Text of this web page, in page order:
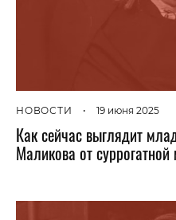
НОВОСТИ • 19 июня 2025
Как сейчас выглядит
Маликова от суррогатной